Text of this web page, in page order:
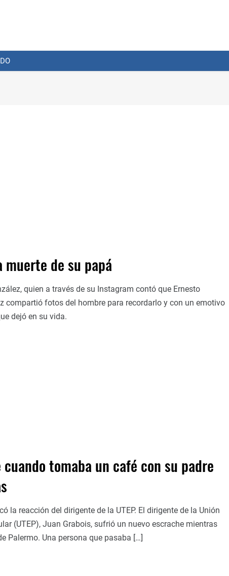
muerte de su papá
quien a través de su Instagram contó que Ernesto
compartió fotos del hombre para recordarlo y con un emotivo
dejó en su vida.
tomaba un café con su padre
la reacción del dirigente de la UTEP. El dirigente de la Unión
(UTEP), Juan Grabois, sufrió un nuevo escrache mientras
Palermo. Una persona que pasaba […]